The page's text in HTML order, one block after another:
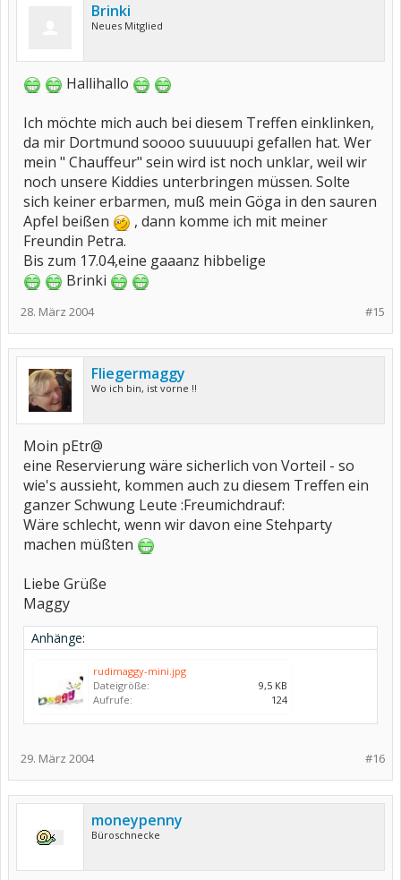
Brinki
Neues Mitglied
Hallihallo
Ich möchte mich auch bei diesem Treffen einklinken,
da mir Dortmund soooo suuuuupi gefallen hat. Wer
mein " Chauffeur" sein wird ist noch unklar, weil wir
noch unsere Kiddies unterbringen müssen. Solte
sich keiner erbarmen, muß mein Göga in den sauren
Apfel beißen
, dann komme ich mit meiner
Freundin Petra.
Bis zum 17.04,eine gaaanz hibbelige
Brinki
#15
28. März 2004
Fliegermaggy
Wo ich bin, ist vorne !!
Moin pEtr@
eine Reservierung wäre sicherlich von Vorteil - so
wie's aussieht, kommen auch zu diesem Treffen ein
ganzer Schwung Leute :Freumichdrauf:
Wäre schlecht, wenn wir davon eine Stehparty
machen müßten
Liebe Grüße
Maggy
Anhänge:
rudimaggy-mini.jpg
Dateigröße:
9,5 KB
Aufrufe:
124
#16
29. März 2004
moneypenny
Büroschnecke